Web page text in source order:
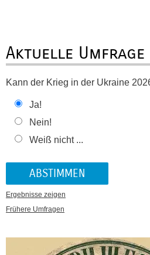
Aktuelle Umfrage
Kann der Krieg in der Ukraine
Ja!
Nein!
Weiß nicht ...
Ergebnisse zeigen
Frühere Umfragen